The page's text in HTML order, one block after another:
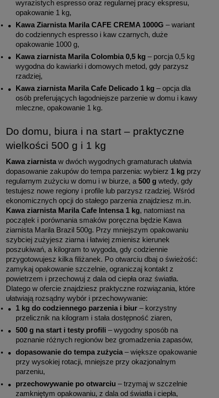
wyrazistych espresso oraz regularnej pracy ekspresu,
opakowanie 1 kg,
Kawa Ziarnista Marila CAFE CREMA 1000G – wariant
do codziennych espresso i kaw czarnych, duże
opakowanie 1000 g,
Kawa ziarnista Marila Colombia 0,5 kg – porcja 0,5 kg
wygodna do kawiarki i domowych metod, gdy parzysz
rzadziej,
Kawa ziarnista Marila Cafe Delicado 1 kg – opcja dla
osób preferujących łagodniejsze parzenie w domu i kawy
mleczne, opakowanie 1 kg.
Do domu, biura i na start – praktyczne
wielkości 500 g i 1 kg
Kawa ziarnista w dwóch wygodnych gramaturach ułatwia
dopasowanie zakupów do tempa parzenia: wybierz 1 kg przy
regularnym zużyciu w domu i w biurze, a 500 g wtedy, gdy
testujesz nowe regiony i profile lub parzysz rzadziej. Wśród
Kawa ziarnista Marila Cafe Intensa 1 kg, natomiast na
początek i porównania smaków poręczna będzie Kawa
ziarnista Marila Brazil 500g. Przy mniejszym opakowaniu
szybciej zużyjesz ziarna i łatwiej zmienisz kierunek
poszukiwań, a kilogram to wygoda, gdy codziennie
przygotowujesz kilka filiżanek. Po otwarciu dbaj o świeżość:
zamykaj opakowanie szczelnie, ograniczaj kontakt z
powietrzem i przechowuj z dala od ciepła oraz światła.
Dlatego w ofercie znajdziesz praktyczne rozwiązania, które
ułatwiają rozsądny wybór i przechowywanie:
1 kg do codziennego parzenia i biur – korzystny
przelicznik na kilogram i stała dostępność ziaren,
500 g na start i testy profili – wygodny sposób na
poznanie różnych regionów bez gromadzenia zapasów,
dopasowanie do tempa zużycia – większe opakowanie
przy wysokiej rotacji, mniejsze przy okazjonalnym
parzeniu,
przechowywanie po otwarciu – trzymaj w szczelnie
zamkniętym opakowaniu, z dala od światła i ciepła,